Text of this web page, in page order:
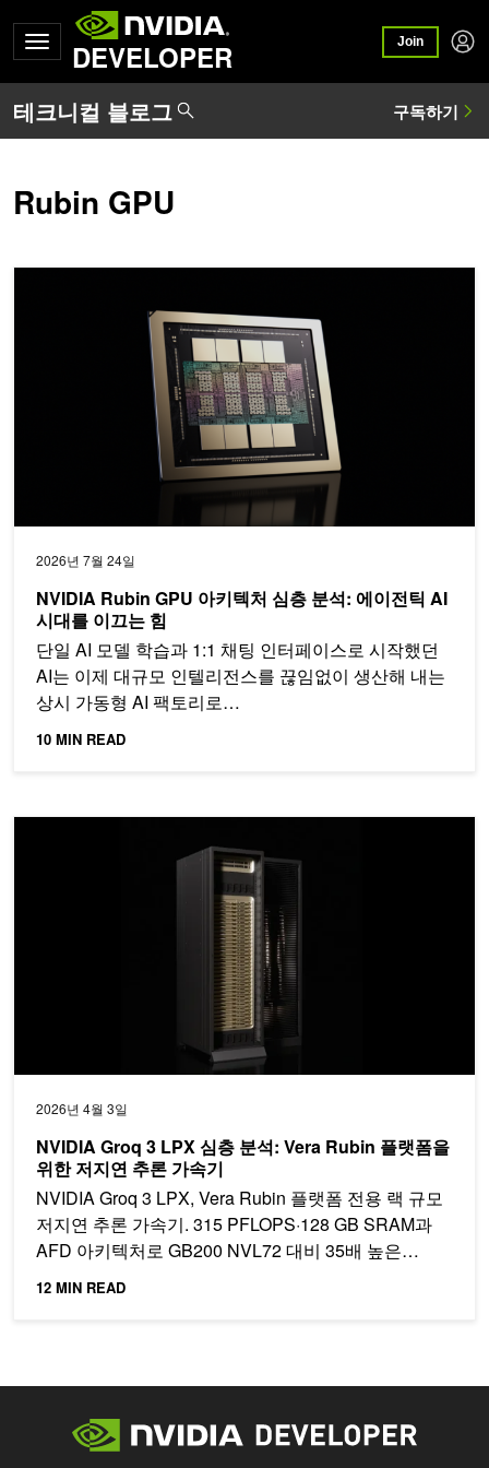
DEVELOPER Join
Rubin GPU
2026년 7월 24일
NVIDIA Rubin GPU 아키텍처 심층 분석: 에이전틱 AI
시대를 이끄는 힘
단일 AI 모델 학습과 1:1 채팅 인터페이스로 시작했던
AI는 이제 대규모 인텔리전스를 끊임없이 생산해 내는
상시 가동형 AI 팩토리로…
10 MIN READ
2026년 4월 3일
NVIDIA Groq 3 LPX 심층 분석: Vera Rubin 플랫폼을
위한 저지연 추론 가속기
NVIDIA Groq 3 LPX, Vera Rubin 플랫폼 전용 랙 규모
저지연 추론 가속기. 315 PFLOPS·128 GB SRAM과
AFD 아키텍처로 GB200 NVL72 대비 35배 높은
TPS/MW와 10배 수익 기회를 실현합니다. LPU 아키텍
12 MIN READ
NVIDIA Groq 3 LPX 심층 분석: Vera Rubin 플랫폼을 위한 저지연